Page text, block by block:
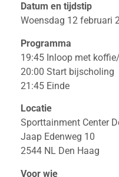
Datum en tijdstip
Woensdag 12 februari
Programma
19:45 Inloop met
20:00 Start bijscholing
21:45 Einde
Locatie
Sporttainment Center
Jaap Edenweg 10
2544 NL Den Haag
Voor wie